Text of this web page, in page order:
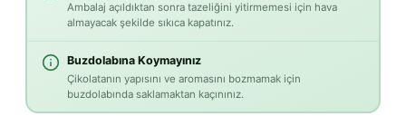
Ambalaj açıldıktan sonra tazeliğini yitirmemesi için hava
almayacak şekilde sıkıca kapatınız.
Buzdolabına Koymayınız
Çikolatanın yapısını ve aromasını bozmamak için
buzdolabında saklamaktan kaçınınız.